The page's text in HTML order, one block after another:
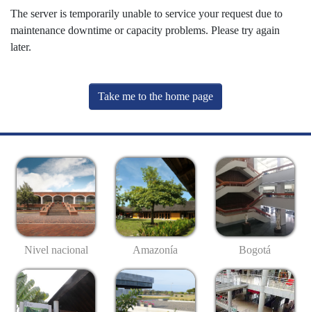
The server is temporarily unable to service your request due to
maintenance downtime or capacity problems. Please try again
later.
Take me to the home page
Nivel nacional Amazonía Bogotá